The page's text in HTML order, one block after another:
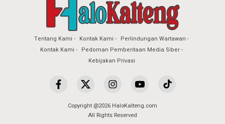
Tentang Kami Kontak Kami
Perlindungan Wartawan
Kontak Kami
Pedoman Pemberitaan Media Siber
Kebijakan Privasi
Copyright @2026 HaloKalteng.com
All Rights Reserved